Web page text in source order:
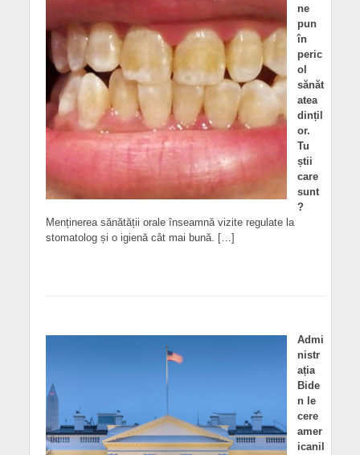
ne
pun
în
peric
ol
sănăt
atea
dințil
or.
Tu
știi
care
sunt
?
Menținerea sănătății orale înseamnă vizite regulate la
stomatolog și o igienă cât mai bună. […]
Admi
nistr
ația
Bide
n le
cere
amer
icanil